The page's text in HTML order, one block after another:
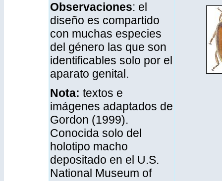
Observaciones: el
diseño es compartido
con muchas especies
del género las que son
identificables solo por el
aparato genital.
Nota: textos e
imágenes adaptados de
Gordon (1999).
Conocida solo del
holotipo macho
depositado en el U.S.
National Museum of